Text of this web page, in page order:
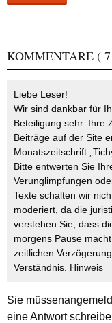
KOMMENTARE (
Liebe Leser!
Wir sind dankbar für
Beteiligung sehr. Ihre
Beiträge auf der Site
Monatszeitschrift
Bitte entwerten Sie
Verunglimpfungen
Texte schalten wir
moderiert, da die
verstehen Sie, dass
morgens Pause
zeitlichen
Verständnis. Hinweis
Sie müssen
eine Antwort